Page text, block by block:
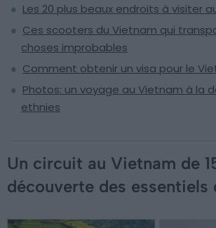
Les 20 plus beaux endroits à visiter
Ces scooters du Vietnam qui
choses improbables
Comment obtenir un visa pour le
Photos: un voyage au Vietnam à la
ethnies
Un circuit au Vietnam de
découverte des essentiels